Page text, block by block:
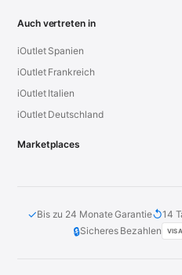
Auch vertreten in
iOutlet Spanien
iOutlet Frankreich
iOutlet Italien
iOutlet Deutschland
Marketplaces
✓Bis zu 24 Monate Garantie↺14
🔒Sicheres Bezahlen VISA